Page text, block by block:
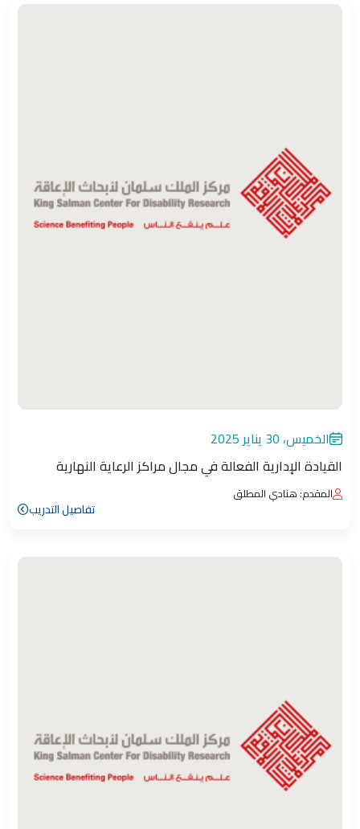
الخميس، 30 يناير 2025
القيادة الإدارية الفعالة في مجال مراكز الرعاية النهارية
المقدم: هنادي المطلق
تفاصيل التدريب